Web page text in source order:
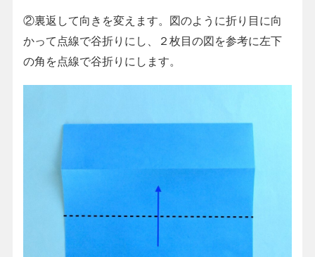
②裏返して向きを変えます。図のように折り目に向
かって点線で谷折りにし、２枚目の図を参考に左下
の角を点線で谷折りにします。